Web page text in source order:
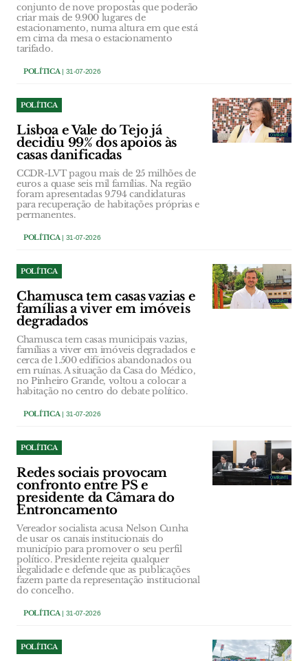
conjunto de nove propostas que poderão
criar mais de 9.900 lugares de
estacionamento, numa altura em que está
em cima da mesa o estacionamento
tarifado.
POLÍTICA| 31-07-2026
POLÍTICA
Lisboa e Vale do Tejo já
decidiu 99% dos apoios às
casas danificadas
CCDR-LVT pagou mais de 25 milhões de
euros a quase seis mil famílias. Na região
foram apresentadas 9.794 candidaturas
para recuperação de habitações próprias e
permanentes.
POLÍTICA| 31-07-2026
POLÍTICA
Chamusca tem casas vazias e
famílias a viver em imóveis
degradados
Chamusca tem casas municipais vazias,
famílias a viver em imóveis degradados e
cerca de 1.500 edifícios abandonados ou
em ruínas. A situação da Casa do Médico,
no Pinheiro Grande, voltou a colocar a
habitação no centro do debate político.
POLÍTICA| 31-07-2026
POLÍTICA
Redes sociais provocam
confronto entre PS e
presidente da Câmara do
Entroncamento
Vereador socialista acusa Nelson Cunha
de usar os canais institucionais do
município para promover o seu perfil
político. Presidente rejeita qualquer
ilegalidade e defende que as publicações
fazem parte da representação institucional
do concelho.
POLÍTICA| 31-07-2026
POLÍTICA